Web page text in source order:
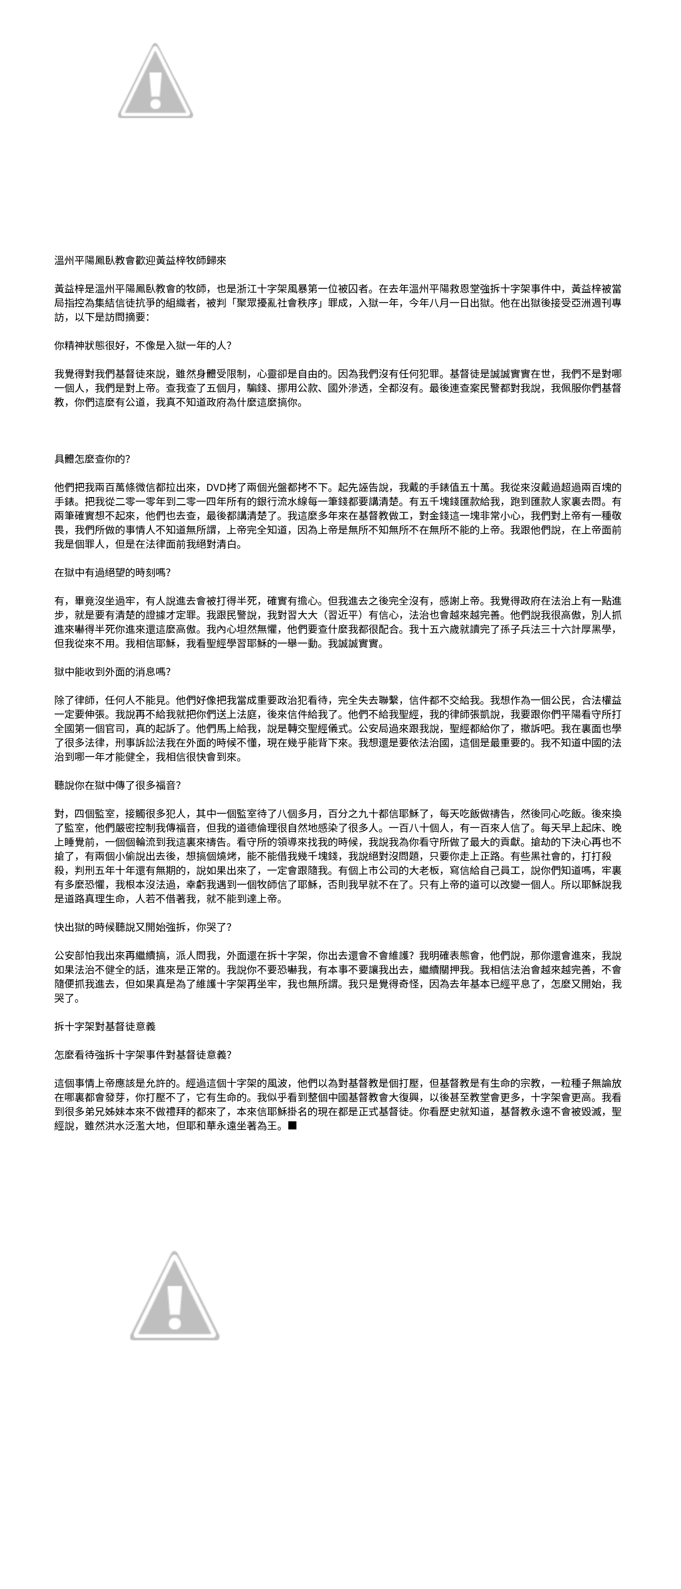
溫州平陽鳳臥教會歡迎黃益梓牧師歸來
黃益梓是溫州平陽鳳臥教會的牧師，也是浙江十字架風暴第一位被囚者。在去年溫州平陽救恩堂強拆十字架事件中，黃益梓被當
局指控為集結信徒抗爭的組織者，被判「聚眾擾亂社會秩序」罪成，入獄一年，今年八月一日出獄。他在出獄後接受亞洲週刊專
訪，以下是訪問摘要：
你精神狀態很好，不像是入獄一年的人？
我覺得對我們基督徒來說，雖然身體受限制，心靈卻是自由的。因為我們沒有任何犯罪。基督徒是誠誠實實在世，我們不是對哪
一個人，我們是對上帝。查我查了五個月，騙錢、挪用公款、國外滲透，全都沒有。最後連查案民警都對我說，我佩服你們基督
教，你們這麼有公道，我真不知道政府為什麼這麼搞你。
具體怎麼查你的？
他們把我兩百萬條微信都拉出來，DVD拷了兩個光盤都拷不下。起先誣告說，我戴的手錶值五十萬。我從來沒戴過超過兩百塊的
手錶。把我從二零一零年到二零一四年所有的銀行流水線每一筆錢都要講清楚。有五千塊錢匯款給我，跑到匯款人家裏去問。有
兩筆確實想不起來，他們也去查，最後都講清楚了。我這麼多年來在基督教做工，對金錢這一塊非常小心，我們對上帝有一種敬
畏，我們所做的事情人不知道無所謂，上帝完全知道，因為上帝是無所不知無所不在無所不能的上帝。我跟他們說，在上帝面前
我是個罪人，但是在法律面前我絕對清白。
在獄中有過絕望的時刻嗎？
有，畢竟沒坐過牢，有人說進去會被打得半死，確實有擔心。但我進去之後完全沒有，感謝上帝。我覺得政府在法治上有一點進
步，就是要有清楚的證據才定罪。我跟民警說，我對習大大（習近平）有信心，法治也會越來越完善。他們說我很高傲，別人抓
進來嚇得半死你進來還這麼高傲。我內心坦然無懼，他們要查什麼我都很配合。我十五六歲就讀完了孫子兵法三十六計厚黑學，
但我從來不用。我相信耶穌，我看聖經學習耶穌的一舉一動。我誠誠實實。
獄中能收到外面的消息嗎？
除了律師，任何人不能見。他們好像把我當成重要政治犯看待，完全失去聯繫，信件都不交給我。我想作為一個公民，合法權益
一定要伸張。我說再不給我就把你們送上法庭，後來信件給我了。他們不給我聖經，我的律師張凱說，我要跟你們平陽看守所打
全國第一個官司，真的起訴了。他們馬上給我，說是轉交聖經儀式。公安局過來跟我說，聖經都給你了，撤訴吧。我在裏面也學
了很多法律，刑事訴訟法我在外面的時候不懂，現在幾乎能背下來。我想還是要依法治國，這個是最重要的。我不知道中國的法
治到哪一年才能健全，我相信很快會到來。
聽說你在獄中傳了很多福音？
對，四個監室，接觸很多犯人，其中一個監室待了八個多月，百分之九十都信耶穌了，每天吃飯做禱告，然後同心吃飯。後來換
了監室，他們嚴密控制我傳福音，但我的道德倫理很自然地感染了很多人。一百八十個人，有一百來人信了。每天早上起床、晚
上睡覺前，一個個輪流到我這裏來禱告。看守所的領導來找我的時候，我說我為你看守所做了最大的貢獻。搶劫的下決心再也不
搶了，有兩個小偷說出去後，想搞個燒烤，能不能借我幾千塊錢，我說絕對沒問題，只要你走上正路。有些黑社會的，打打殺
殺，判刑五年十年還有無期的，說如果出來了，一定會跟隨我。有個上市公司的大老板，寫信給自己員工，說你們知道嗎，牢裏
有多麼恐懼，我根本沒法過，幸虧我遇到一個牧師信了耶穌，否則我早就不在了。只有上帝的道可以改變一個人。所以耶穌說我
是道路真理生命，人若不借著我，就不能到達上帝。
快出獄的時候聽說又開始強拆，你哭了？
公安部怕我出來再繼續搞，派人問我，外面還在拆十字架，你出去還會不會維護？我明確表態會，他們說，那你還會進來，我說
如果法治不健全的話，進來是正常的。我說你不要恐嚇我，有本事不要讓我出去，繼續關押我。我相信法治會越來越完善，不會
隨便抓我進去，但如果真是為了維護十字架再坐牢，我也無所謂。我只是覺得奇怪，因為去年基本已經平息了，怎麼又開始，我
哭了。
拆十字架對基督徒意義
怎麼看待強拆十字架事件對基督徒意義？
這個事情上帝應該是允許的。經過這個十字架的風波，他們以為對基督教是個打壓，但基督教是有生命的宗教，一粒種子無論放
在哪裏都會發芽，你打壓不了，它有生命的。我似乎看到整個中國基督教會大復興，以後甚至教堂會更多，十字架會更高。我看
到很多弟兄姊妹本來不做禮拜的都來了，本來信耶穌掛名的現在都是正式基督徒。你看歷史就知道，基督教永遠不會被毀滅，聖
經說，雖然洪水泛濫大地，但耶和華永遠坐著為王。■